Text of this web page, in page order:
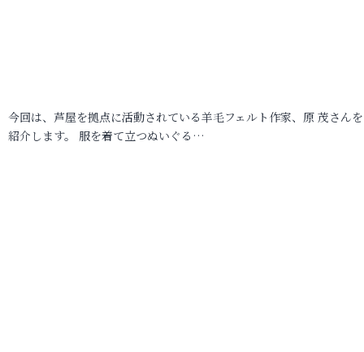
今回は、芦屋を拠点に活動されている羊毛フェルト作家、原 茂さん
紹介します。 服を着て立つぬいぐる…